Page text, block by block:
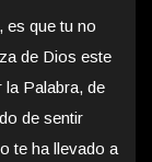
es que tu no
de Dios este
la Palabra, de
de sentir
te ha llevado a